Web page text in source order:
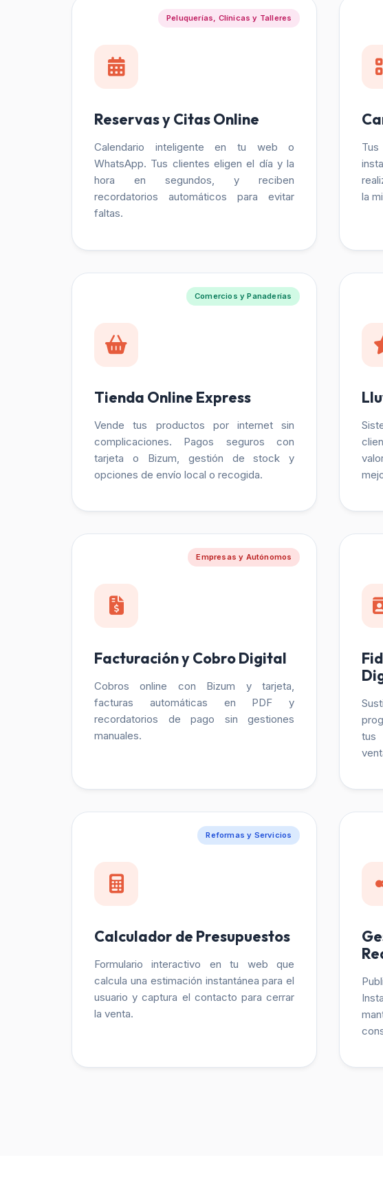
Peluquerías, Clínicas y Talleres
Reservas y Citas Online
Calendario inteligente en tu web o
WhatsApp. Tus clientes eligen el día y la
hora en segundos, y reciben
recordatorios automáticos para evitar
faltas.
la
Comercios y Panaderías
Tienda Online Express
Vende tus productos por internet sin
complicaciones. Pagos seguros con
tarjeta o Bizum, gestión de stock y
opciones de envío local o recogida.
Empresas y Autónomos
Facturación y Cobro Digital
Cobros online con Bizum y tarjeta,
facturas automáticas en PDF y
recordatorios de pago sin gestiones
manuales.
tus
Reformas y Servicios
Calculador de Presupuestos
Formulario interactivo en tu web que
calcula una estimación instantánea para el
usuario y captura el contacto para cerrar
la venta.